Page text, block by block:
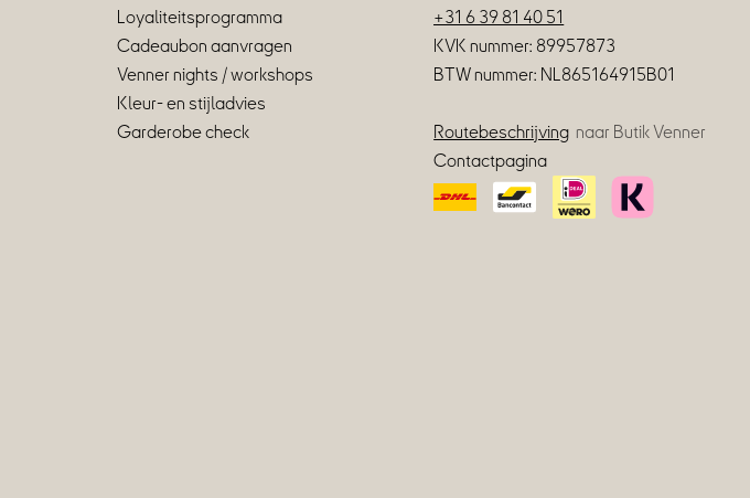
Loyaliteitsprogramma
Cadeaubon aanvragen
Venner nights / workshops
Kleur- en stijladvies
Garderobe check
+31 6 39 81 40 51
KVK nummer: 89957873
BTW nummer: NL865164915B01
Routebeschrijving naar Butik Venner
Contactpagina